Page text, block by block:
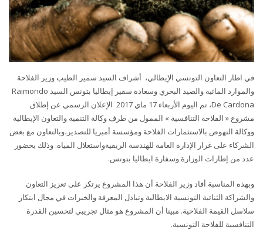
في اطار التعاون التونسي الإيطالي، أشراف السيد سمير الطيب وزير الفلاحة
والموارد المائية والصيد البحري وسعادة سفير إيطاليا بتونس السيد Raimondo
De Cardona
، تم اليوم الأربعاء 17 ماي 2017 الإعلان الرسمي عن إطلاق
مشروع « الفلاحة التنافسية » الممول من طرف وكالة التنمية والتعاون الإيطالية
ووكالة النهوض بالاستثمارات الفلاحة ومؤسسة أمبريا للتصدير،وبالتعاون مع بعض
الشركاء على غرار الإدارة العامة للهندسة الريفيةواستغلال المياه. وذلك بحضور
عدد من إطارات الوزارة وسفارة ايطاليا بتونس.
وبهذه المناسبة أفاد وزير الفلاحة أن هذا المشروع يرتكز على تعزيز التعاون
والشراكة الثنائية التونسية الايطالية وتبادل المعرفة والخبرات في مجال ابتكار
سلاسل القيمة الفلاحية. مبينا أن المشروع هو مثال تجريبي لتحسين القدرة
التنافسية للفلاحة التونسية.